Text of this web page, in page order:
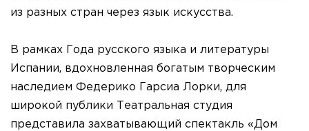
из разных стран через язык искусства.
В рамках Года русского языка и литературы
Испании, вдохновленная богатым творческим
наследием Федерико Гарсиа Лорки, для
широкой публики Театральная студия
представила захватывающий спектакль «Дом